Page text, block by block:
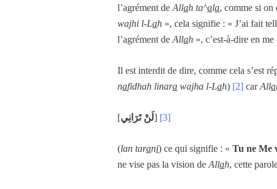
l’agrément de Allah ta^ala, comme si on
wajhi l-Lah », cela signifie : « J’ai fait
l’agrément de Allah », c’est-à-dire en
Il est interdit de dire, comme cela s’est
nafidhah linara wajha l-Lah) [2] carAlla
[لَنْ تَرَانِي] [3]
(lan tarani) ce qui signifie : « Tu ne Me
ne vise pas la vision de Allah, cette